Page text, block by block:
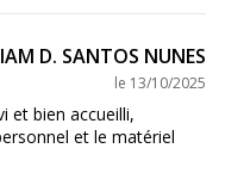
D. SANTOS NUNES
le 13/10/2025
et bien accueilli,
et le matériel